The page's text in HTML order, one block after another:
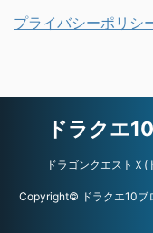
プライバシーポリシ
ドラクエ
ドラゴンクエストＸ
Copyright© ドラクエ10ブ